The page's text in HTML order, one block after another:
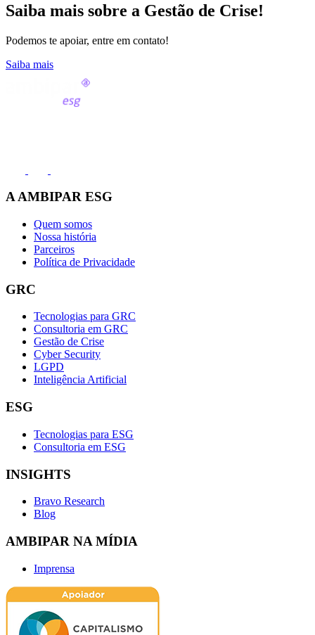
Saiba mais sobre a Gestão de Crise!
Podemos te apoiar, entre em contato!
Saiba mais
A AMBIPAR ESG
Quem somos
Nossa história
Parceiros
Política de Privacidade
GRC
Tecnologias para GRC
Consultoria em GRC
Gestão de Crise
Cyber Security
LGPD
Inteligência Artificial
ESG
Tecnologias para ESG
Consultoria em ESG
INSIGHTS
Bravo Research
Blog
AMBIPAR NA MÍDIA
Imprensa